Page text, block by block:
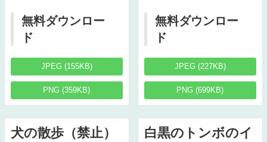
無料ダウンロー
ド
JPEG (155KB)
PNG (359KB)
無料ダウンロー
ド
JPEG (227KB)
PNG (699KB)
犬の散歩（禁止）
白黒のトンボのイ